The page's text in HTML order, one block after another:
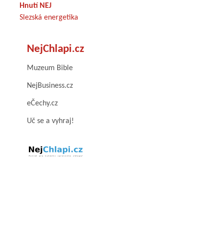
Hnutí NEJ
Slezská energetika
NejChlapi.cz
Muzeum Bible
NejBusiness.cz
eČechy.cz
Uč se a vyhraj!